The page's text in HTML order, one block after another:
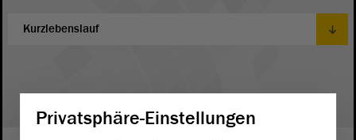
Privatsphäre-Einstellungen